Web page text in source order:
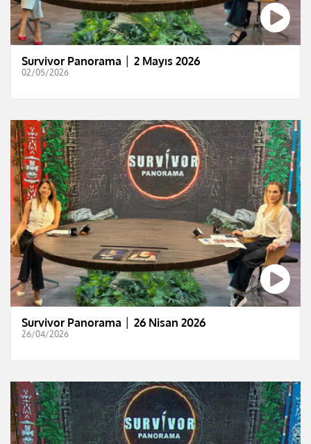
Survivor Panorama │ 2 Mayıs 2026
02/05/2026
Survivor Panorama │ 26 Nisan 2026
26/04/2026